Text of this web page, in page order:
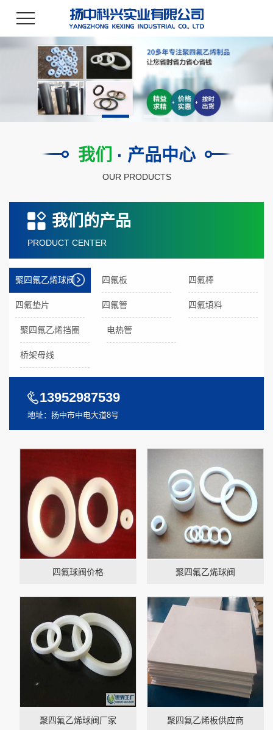
我们 · 产品中心
OUR PRODUCTS
我们的产品
PRODUCT CENTER
聚四氟乙烯球阀 四氟板 四氟棒
四氟垫片 四氟管 四氟填料
聚四氟乙烯挡圈 电热管
桥架母线
13952987539
地址：扬中市中电大道8号
四氟球阀价格 聚四氟乙烯球阀
聚四氟乙烯球阀厂家 聚四氟乙烯板供应商